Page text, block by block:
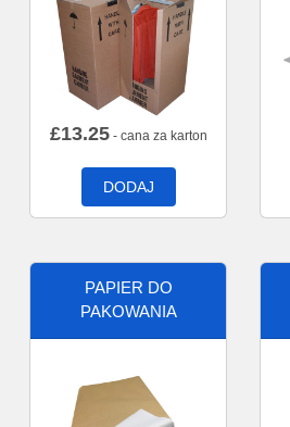
£13.25- cana za karton
DODAJ
PAPIER DO
PAKOWANIA